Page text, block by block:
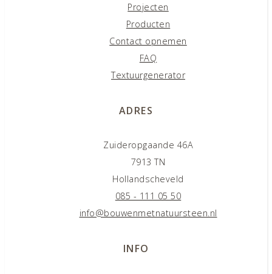
Projecten
Producten
Contact opnemen
FAQ
Textuurgenerator
ADRES
Zuideropgaande 46A
7913 TN
Hollandscheveld
085 - 111 05 50
info@bouwenmetnatuursteen.nl
INFO